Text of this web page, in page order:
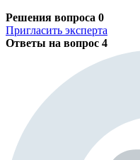
Решения вопроса 0
Пригласить эксперта
Ответы на вопрос 4